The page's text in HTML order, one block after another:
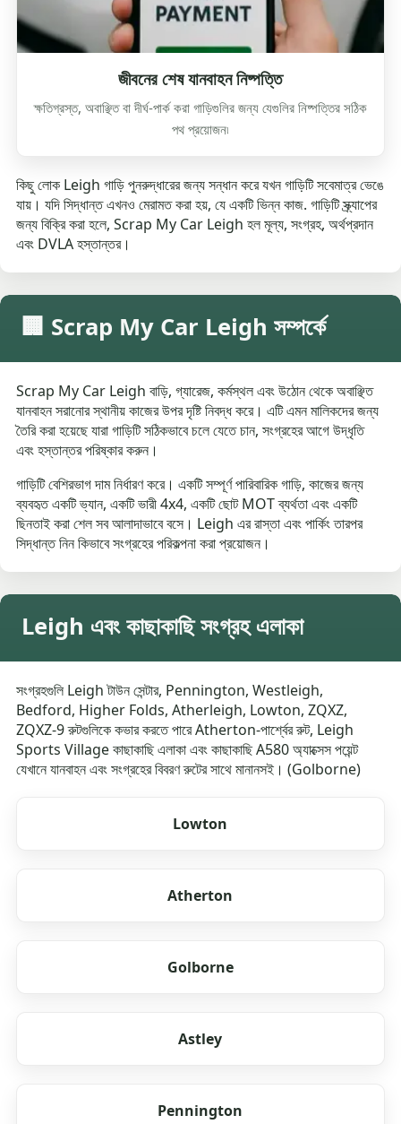
জীবনের শেষ যানবাহন নিষ্পত্তি
ক্ষতিগ্রস্ত, অবাঞ্ছিত বা দীর্ঘ-পার্ক করা গাড়িগুলির জন্য যেগুলির নিষ্পত্তির সঠিক
পথ প্রয়োজন৷
কিছু লোক Leigh গাড়ি পুনরুদ্ধারের জন্য সন্ধান করে যখন গাড়িটি সবেমাত্র ভেঙে
যায়। যদি সিদ্ধান্ত এখনও মেরামত করা হয়, যে একটি ভিন্ন কাজ. গাড়িটি স্ক্র্যাপের
জন্য বিক্রি করা হলে, Scrap My Car Leigh হল মূল্য, সংগ্রহ, অর্থপ্রদান
এবং DVLA হস্তান্তর।
🏢 Scrap My Car Leigh সম্পর্কে
Scrap My Car Leigh বাড়ি, গ্যারেজ, কর্মস্থল এবং উঠোন থেকে অবাঞ্ছিত
যানবাহন সরানোর স্থানীয় কাজের উপর দৃষ্টি নিবদ্ধ করে। এটি এমন মালিকদের জন্য
তৈরি করা হয়েছে যারা গাড়িটি সঠিকভাবে চলে যেতে চান, সংগ্রহের আগে উদ্ধৃতি
এবং হস্তান্তর পরিষ্কার করুন।
গাড়িটি বেশিরভাগ দাম নির্ধারণ করে। একটি সম্পূর্ণ পারিবারিক গাড়ি, কাজের জন্য
ব্যবহৃত একটি ভ্যান, একটি ভারী 4x4, একটি ছোট MOT ব্যর্থতা এবং একটি
ছিনতাই করা শেল সব আলাদাভাবে বসে। Leigh এর রাস্তা এবং পার্কিং তারপর
সিদ্ধান্ত নিন কিভাবে সংগ্রহের পরিকল্পনা করা প্রয়োজন।
Leigh এবং কাছাকাছি সংগ্রহ এলাকা
সংগ্রহগুলি Leigh টাউন সেন্টার, Pennington, Westleigh,
Bedford, Higher Folds, Atherleigh, Lowton, ZQXZ,
ZQXZ-9 রুটগুলিকে কভার করতে পারে Atherton-পার্শ্বের রুট, Leigh
Sports Village কাছাকাছি এলাকা এবং কাছাকাছি A580 অ্যাক্সেস পয়েন্ট
যেখানে যানবাহন এবং সংগ্রহের বিবরণ রুটের সাথে মানানসই। (Golborne)
Lowton
Atherton
Golborne
Astley
Pennington